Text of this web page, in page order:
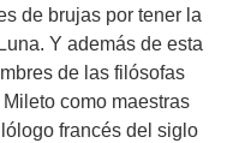
de brujas por tener la
Y además de esta
de las filósofas
como maestras
francés del siglo